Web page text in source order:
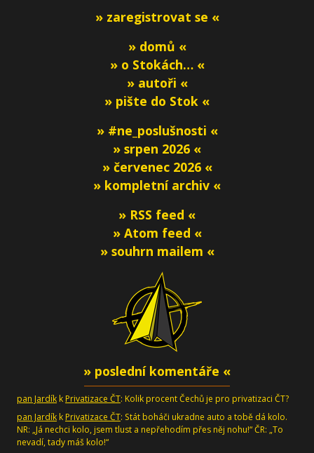
» zaregistrovat se «
» domů «
» o Stokách… «
» autoři «
» pište do Stok «
» #ne_poslušnosti «
» srpen 2026 «
» červenec 2026 «
» kompletní archiv «
» RSS feed «
» Atom feed «
» souhrn mailem «
» poslední komentáře «
pan Jardík k Privatizace ČT: Kolik procent Čechů je pro privatizaci ČT?
pan Jardík k Privatizace ČT: Stát boháči ukradne auto a tobě dá kolo.
NR: „Já nechci kolo, jsem tlust a nepřehodím přes něj nohu!“ ČR: „To
nevadí, tady máš kolo!“